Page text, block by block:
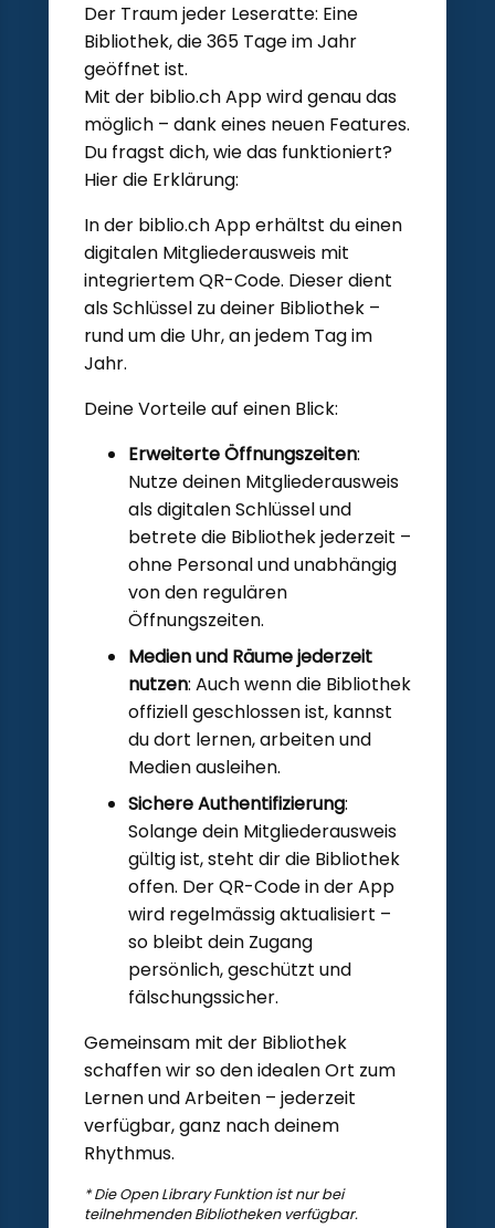
Der Traum jeder Leseratte: Eine
Bibliothek, die 365 Tage im Jahr
geöffnet ist.
Mit der biblio.ch App wird genau das
möglich – dank eines neuen Features.
Du fragst dich, wie das funktioniert?
Hier die Erklärung:
In der biblio.ch App erhältst du einen
digitalen Mitgliederausweis mit
integriertem QR-Code. Dieser dient
als Schlüssel zu deiner Bibliothek –
rund um die Uhr, an jedem Tag im
Jahr.
Deine Vorteile auf einen Blick:
Erweiterte Öffnungszeiten:
Nutze deinen Mitgliederausweis
als digitalen Schlüssel und
betrete die Bibliothek jederzeit –
ohne Personal und unabhängig
von den regulären
Öffnungszeiten.
Medien und Räume jederzeit
nutzen: Auch wenn die Bibliothek
offiziell geschlossen ist, kannst
du dort lernen, arbeiten und
Medien ausleihen.
Sichere Authentifizierung:
Solange dein Mitgliederausweis
gültig ist, steht dir die Bibliothek
offen. Der QR-Code in der App
wird regelmässig aktualisiert –
so bleibt dein Zugang
persönlich, geschützt und
fälschungssicher.
Gemeinsam mit der Bibliothek
schaffen wir so den idealen Ort zum
Lernen und Arbeiten – jederzeit
verfügbar, ganz nach deinem
Rhythmus.
* Die Open Library Funktion ist nur bei
teilnehmenden Bibliotheken verfügbar.